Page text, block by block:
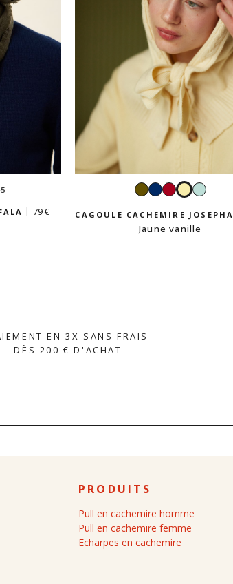
79 €
KakiNavyRouge
JauneVert
CAGOULE CACHEMIRE JOSEPHA
Jaune vanille
EN 3X SANS FRAIS
DÈS 200 € D'ACHAT
PRODUITS
Pull en cachemire homme
Pull en cachemire femme
Echarpes en cachemire